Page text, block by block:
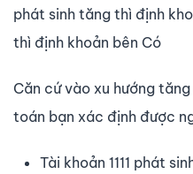
phát sinh tăng thì định
thì định khoản bên Có
Căn cứ vào xu hướng
toán bạn xác định được
Tài khoản 1111 phát